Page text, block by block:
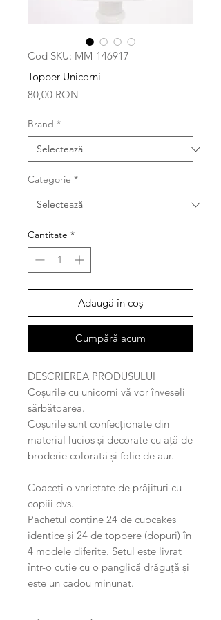
Cod SKU: MM-146917
Topper Unicorni
80,00 RON
Brand *
Categorie *
Cantitate *
Adaugă în coș
Cumpără acum
DESCRIEREA PRODUSULUI
Coșurile cu unicorni vă vor înveseli
sărbătoarea.
Coșurile sunt confecționate din
material lucios și decorate cu ață de
broderie colorată și folie de aur.
Coaceți o varietate de prăjituri cu
copiii dvs.
Pachetul conține 24 de cupcakes
identice și 24 de toppere (dopuri) în
4 modele diferite. Setul este livrat
într-o cutie cu o panglică drăguță și
este un cadou minunat.